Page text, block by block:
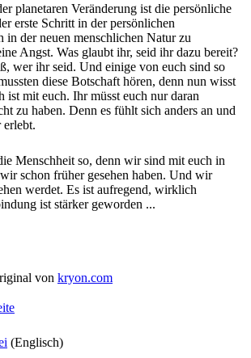
planetaren Veränderung ist die persönliche
erste Schritt in der persönlichen
in der neuen menschlichen Natur zu
Angst. Was glaubt ihr, seid ihr dazu bereit?
wer ihr seid. Und einige von euch sind so
diese Botschaft hören, denn nun wisst
ist mit euch. Ihr müsst euch nur daran
zu haben. Denn es fühlt sich anders an und
erlebt.
Menschheit so, denn wir sind mit euch in
schon früher gesehen haben. Und wir
werdet. Es ist aufregend, wirklich
ist stärker geworden ...
von kryon.com
(Englisch)